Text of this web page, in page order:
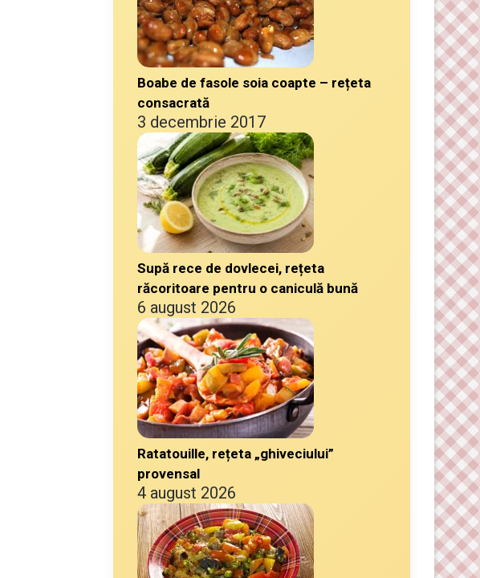
Boabe de fasole soia coapte – rețeta
consacrată
3 decembrie 2017
Supă rece de dovlecei, rețeta
răcoritoare pentru o caniculă bună
6 august 2026
Ratatouille, rețeta „ghiveciului”
provensal
4 august 2026